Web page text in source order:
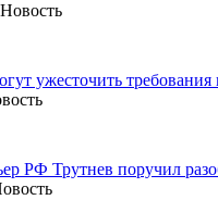
Новость
ужесточить
РФ Трутнев поручил